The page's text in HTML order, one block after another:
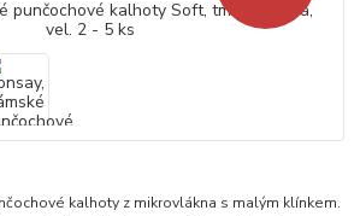
kalhoty z mikrovlákna s malým klínkem.